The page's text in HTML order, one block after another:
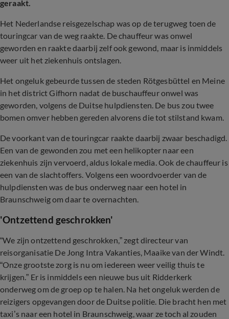
geraakt.
Het Nederlandse reisgezelschap was op de terugweg toen de
touringcar van de weg raakte. De chauffeur was onwel
geworden en raakte daarbij zelf ook gewond, maar is inmiddels
weer uit het ziekenhuis ontslagen.
Het ongeluk gebeurde tussen de steden Rötgesbüttel en Meine
in het district Gifhorn nadat de buschauffeur onwel was
geworden, volgens de Duitse hulpdiensten. De bus zou twee
bomen omver hebben gereden alvorens die tot stilstand kwam.
De voorkant van de touringcar raakte daarbij zwaar beschadigd.
Een van de gewonden zou met een helikopter naar een
ziekenhuis zijn vervoerd, aldus lokale media. Ook de chauffeur is
een van de slachtoffers. Volgens een woordvoerder van de
hulpdiensten was de bus onderweg naar een hotel in
Braunschweig om daar te overnachten.
'Ontzettend geschrokken'
“We zijn ontzettend geschrokken,” zegt directeur van
reisorganisatie De Jong Intra Vakanties, Maaike van der Windt.
“Onze grootste zorg is nu om iedereen weer veilig thuis te
krijgen.” Er is inmiddels een nieuwe bus uit Ridderkerk
onderweg om de groep op te halen. Na het ongeluk werden de
reizigers opgevangen door de Duitse politie. Die bracht hen met
taxi’s naar een hotel in Braunschweig, waar ze toch al zouden